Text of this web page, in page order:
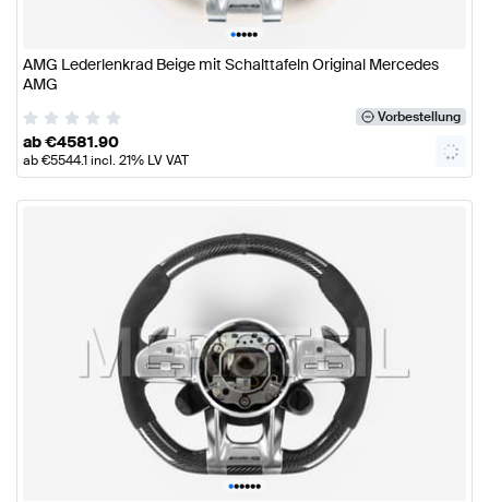
•••••
AMG Lederlenkrad Beige mit Schalttafeln Original Mercedes
AMG
Vorbestellung
ab€4581.90
ab€5544.1incl. 21% LV VAT
••••••